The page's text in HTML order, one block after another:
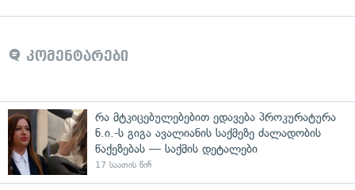
კომენტარები
რა მტკიცებულებებით ედავება პროკურატურა
ნ.ი.-ს გიგა ავალიანის საქმეზე ძალადობის
წაქეზებას — საქმის დეტალები
17 საათის წინ